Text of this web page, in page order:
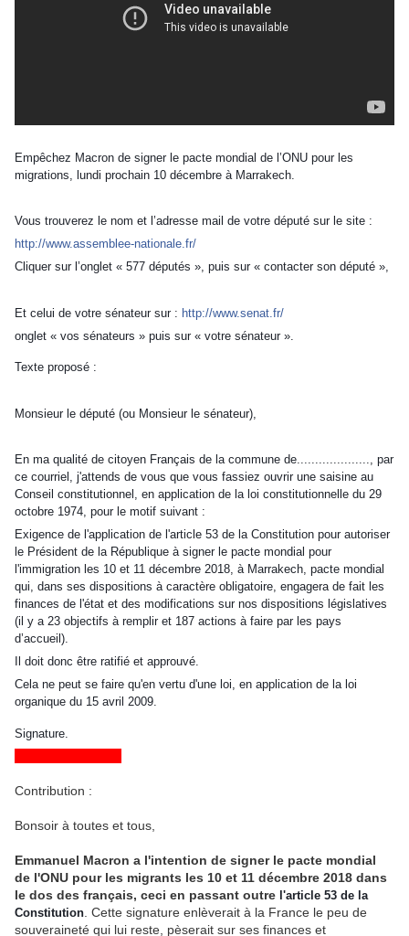
Empêchez Macron de signer le pacte mondial de l’ONU pour les
migrations, lundi prochain 10 décembre à Marrakech.
Vous trouverez le nom et l’adresse mail de votre député sur le site :
http://www.assemblee-nationale.fr/
Cliquer sur l’onglet « 577 députés », puis sur « contacter son député »,
Et celui de votre sénateur sur : http://www.senat.fr/
onglet « vos sénateurs » puis sur « votre sénateur ».
Texte proposé :
Monsieur le député (ou Monsieur le sénateur),
En ma qualité de citoyen Français de la commune de...................., par
ce courriel, j'attends de vous que vous fassiez ouvrir une saisine au
Conseil constitutionnel, en application de la loi constitutionnelle du 29
octobre 1974, pour le motif suivant :
Exigence de l'application de l'article 53 de la Constitution pour autoriser
le Président de la République à signer le pacte mondial pour
l'immigration les 10 et 11 décembre 2018, à Marrakech, pacte mondial
qui, dans ses dispositions à caractère obligatoire, engagera de fait les
finances de l'état et des modifications sur nos dispositions législatives
(il y a 23 objectifs à remplir et 187 actions à faire par les pays
d’accueil).
Il doit donc être ratifié et approuvé.
Cela ne peut se faire qu'en vertu d'une loi, en application de la loi
organique du 15 avril 2009.
Signature.
Contribution :
Bonsoir à toutes et tous,
Emmanuel Macron a l'intention de signer le pacte mondial
de l'ONU pour les migrants les 10 et 11 décembre 2018 dans
le dos des français, ceci en passant outre l'article 53 de la
Constitution . Cette signature enlèverait à la France le peu de
souveraineté qui lui reste, pèserait sur ses finances et